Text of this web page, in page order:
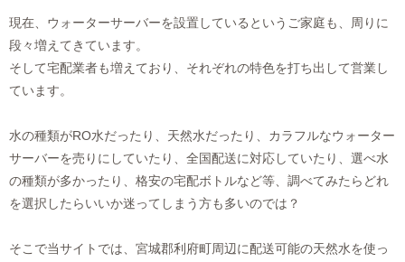
現在、ウォーターサーバーを設置しているというご家庭も、周りに
段々増えてきています。
そして宅配業者も増えており、それぞれの特色を打ち出して営業し
ています。
水の種類がRO水だったり、天然水だったり、カラフルなウォーター
サーバーを売りにしていたり、全国配送に対応していたり、選べ水
の種類が多かったり、格安の宅配ボトルなど等、調べてみたらどれ
を選択したらいいか迷ってしまう方も多いのでは？
そこで当サイトでは、宮城郡利府町周辺に配送可能の天然水を使っ